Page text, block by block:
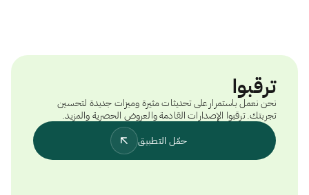
ترقبوا
نحن نعمل باستمرار على تحديثات مثيرة وميزات جديدة لتحسين
تجربتك. ترقبوا الإصدارات القادمة والعروض الحصرية والمزيد.
حمّل التطبيق